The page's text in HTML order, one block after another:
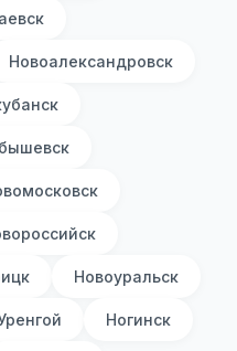
Новоалександровск
Новоуральск
Ногинск